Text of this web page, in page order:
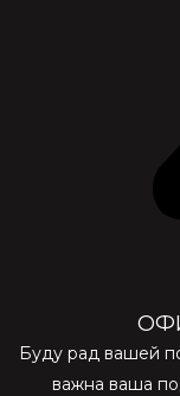
Буду рад вашей
важна ваша